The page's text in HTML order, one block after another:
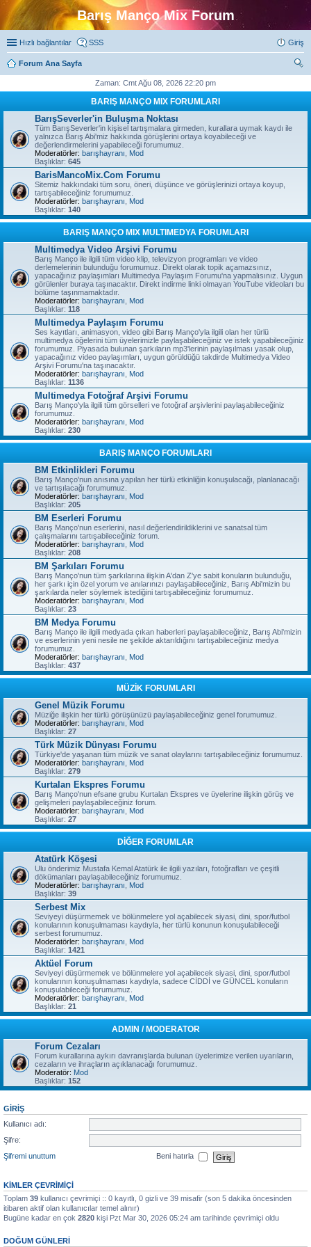
Barış Manço Mix Forum
Hızlı bağlantılar SSS Giriş
Forum Ana Sayfa
Zaman: Cmt Ağu 08, 2026 22:20 pm
BARIŞ MANÇO MIX FORUMLARI
BarışSeverler'in Buluşma Noktası
Tüm BarışSeverler'in kişisel tartışmalara girmeden, kurallara uymak kaydı ile
yalnızca Barış Abi'miz hakkında görüşlerini ortaya koyabileceği ve
değerlendirmelerini yapabileceği forumumuz.
Moderatörler: barışhayranı
Mod
Başlıklar: 645
BarisMancoMix.Com Forumu
Sitemiz hakkındaki tüm soru, öneri, düşünce ve görüşlerinizi ortaya koyup,
tartışabileceğiniz forumumuz.
Moderatörler: barışhayranı
Mod
Başlıklar: 140
BARIŞ MANÇO MIX MULTIMEDYA FORUMLARI
Multimedya Video Arşivi Forumu
Barış Manço ile ilgili tüm video klip, televizyon programları ve video
derlemelerinin bulunduğu forumumuz. Direkt olarak topik açamazsınız,
yapacağınız paylaşımları Multimedya Paylaşım Forumu'na yapmalısınız. Uygun
görülenler buraya taşınacaktır. Direkt indirme linki olmayan YouTube videoları bu
bölüme taşınmamaktadır.
Moderatörler: barışhayranı
Mod
Başlıklar: 118
Multimedya Paylaşım Forumu
Ses kayıtları, animasyon, video gibi Barış Manço'yla ilgili olan her türlü
multimedya öğelerini tüm üyelerimizle paylaşabileceğiniz ve istek yapabileceğiniz
forumumuz. Piyasada bulunan şarkıların mp3'lerinin paylaşılması yasak olup,
yapacağınız video paylaşımları, uygun görüldüğü takdirde Multimedya Video
Arşivi Forumu'na taşınacaktır.
Moderatörler: barışhayranı
Mod
Başlıklar: 1136
Multimedya Fotoğraf Arşivi Forumu
Barış Manço'yla ilgili tüm görselleri ve fotoğraf arşivlerini paylaşabileceğiniz
forumumuz.
Moderatörler: barışhayranı
Mod
Başlıklar: 230
BARIŞ MANÇO FORUMLARI
BM Etkinlikleri Forumu
Barış Manço'nun anısına yapılan her türlü etkinliğin konuşulacağı, planlanacağı
ve tartışılacağı forumumuz.
Moderatörler: barışhayranı
Mod
Başlıklar: 205
BM Eserleri Forumu
Barış Manço'nun eserlerini, nasıl değerlendirildiklerini ve sanatsal tüm
çalışmalarını tartışabileceğiniz forum.
Moderatörler: barışhayranı
Mod
Başlıklar: 208
BM Şarkıları Forumu
Barış Manço'nun tüm şarkılarına ilişkin A'dan Z'ye sabit konuların bulunduğu,
her şarkı için özel yorum ve anılarınızı paylaşabileceğiniz, Barış Abi'mizin bu
şarkılarda neler söylemek istediğini tartışabileceğiniz forumumuz.
Moderatörler: barışhayranı
Mod
Başlıklar: 23
BM Medya Forumu
Barış Manço ile ilgili medyada çıkan haberleri paylaşabileceğiniz, Barış Abi'mizin
ve eserlerinin yeni nesile ne şekilde aktarıldığını tartışabileceğiniz medya
forumumuz.
Moderatörler: barışhayranı
Mod
Başlıklar: 437
MÜZİK FORUMLARI
Genel Müzik Forumu
Müziğe ilişkin her türlü görüşünüzü paylaşabileceğiniz genel forumumuz.
Moderatörler: barışhayranı
Mod
Başlıklar: 27
Türk Müzik Dünyası Forumu
Türkiye'de yaşanan tüm müzik ve sanat olaylarını tartışabileceğiniz forumumuz.
Moderatörler: barışhayranı
Mod
Başlıklar: 279
Kurtalan Ekspres Forumu
Barış Manço'nun efsane grubu Kurtalan Ekspres ve üyelerine ilişkin görüş ve
gelişmeleri paylaşabileceğiniz forum.
Moderatörler: barışhayranı
Mod
Başlıklar: 27
DİĞER FORUMLAR
Atatürk Köşesi
Ulu önderimiz Mustafa Kemal Atatürk ile ilgili yazıları, fotoğrafları ve çeşitli
dökümanları paylaşabileceğiniz forumumuz.
Moderatörler: barışhayranı
Mod
Başlıklar: 39
Serbest Mix
Seviyeyi düşürmemek ve bölünmelere yol açabilecek siyasi, dini, spor/futbol
konularının konuşulmaması kaydıyla, her türlü konunun konuşulabileceği
serbest forumumuz.
Moderatörler: barışhayranı
Mod
Başlıklar: 1421
Aktüel Forum
Seviyeyi düşürmemek ve bölünmelere yol açabilecek siyasi, dini, spor/futbol
konularının konuşulmaması kaydıyla, sadece CİDDİ ve GÜNCEL konuların
konuşulabileceği forumumuz.
Moderatörler: barışhayranı
Mod
Başlıklar: 21
ADMIN / MODERATOR
Forum Cezaları
Forum kurallarına aykırı davranışlarda bulunan üyelerimize verilen uyarıların,
cezaların ve ihraçların açıklanacağı forumumuz.
Moderatör: Mod
Başlıklar: 152
GIRIŞ
Kullanıcı adı:
Şifre:
Şifremi unuttum
Beni hatırla
KIMLER ÇEVRIMIÇI
Toplam 39 kullanıcı çevrimiçi :: 0 kayıtlı, 0 gizli ve 39 misafir (son 5 dakika öncesinden
itibaren aktif olan kullanıcılar temel alınır)
Bugüne kadar en çok 2820 kişi Pzt Mar 30, 2026 05:24 am tarihinde çevrimiçi oldu
DOĞUM GÜNLERI